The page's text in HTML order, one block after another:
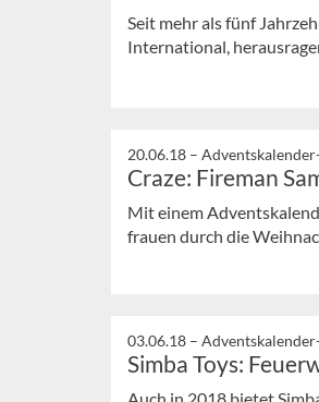
Seit mehr als fünf
International,
20.06.18 –
Craze: Fireman
Mit einem
frauen durch die
03.06.18 –
Simba Toys: